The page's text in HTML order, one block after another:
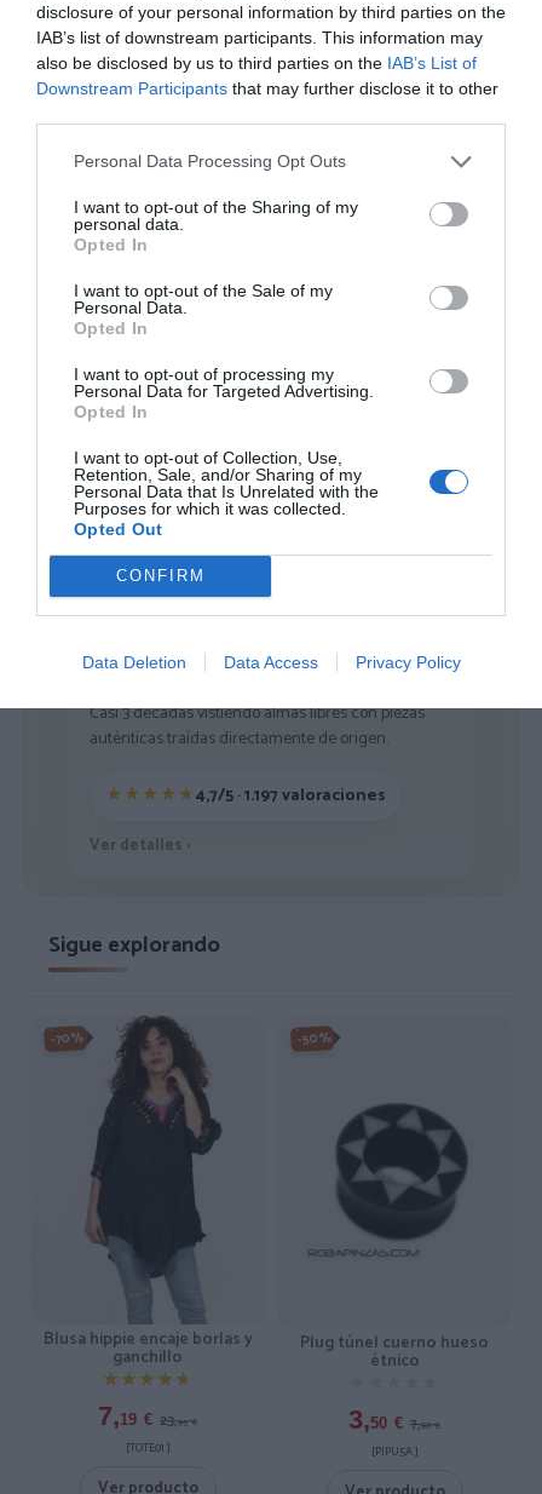
disclosure of your personal information by third parties on the
IAB’s list of downstream participants. This information may
also be disclosed by us to third parties on the IAB’s List of
Downstream Participants that may further disclose it to other
Personal Data Processing Opt Outs
I want to opt-out of the Sharing of my
personal data.
Opted In
I want to opt-out of the Sale of my
Personal Data.
Opted In
I want to opt-out of processing my
Personal Data for Targeted Advertising.
Opted In
I want to opt-out of Collection, Use,
Retention, Sale, and/or Sharing of my
Personal Data that Is Unrelated with the
Purposes for which it was collected.
Opted Out
CONFIRM
Data Deletion Data Access Privacy Policy
Mochila Hippie de algodón a
rayas
★★★★★
★★★★★
5,59 €
Ver producto
Riñonera de Cuero Multi
★★★★★
★★★★★
Ver producto
1 2
Casi 3 décadas vistiendo almas libres con piezas
auténticas traídas directamente de origen.
4,7/5 · 1.197 valoraciones
Ver detalles ›
Sigue explorando
-70%
Blusa hippie encaje borlas y
ganchillo
★★★★★
★★★★★
7,19 € 23,95 €
[TOTE01 ]
Ver producto
-50%
Plug túnel cuerno hueso
étnico
3,50 € 7,00 €
[PIPU5A ]